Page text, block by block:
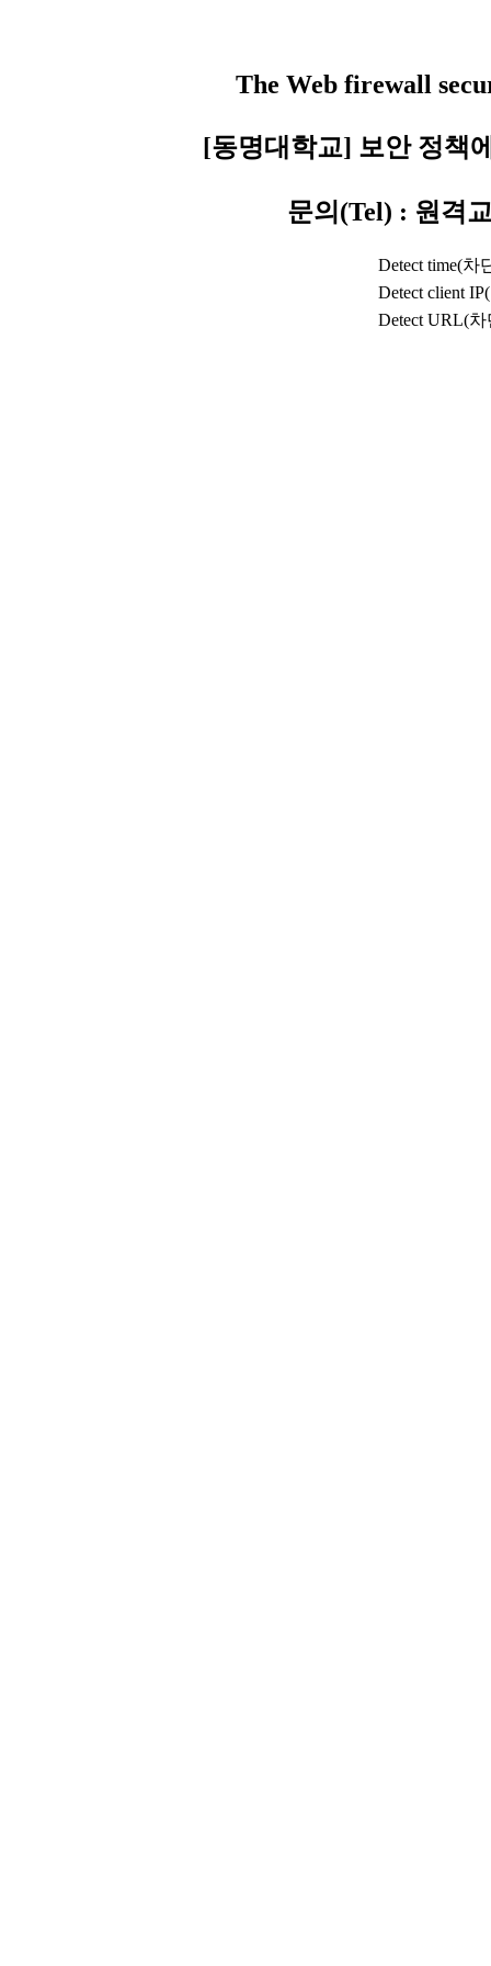
The Web firewall
[동명대학교] 보안 정책
문의(Tel) : 원격
Detect time(차
Detect client
Detect URL(